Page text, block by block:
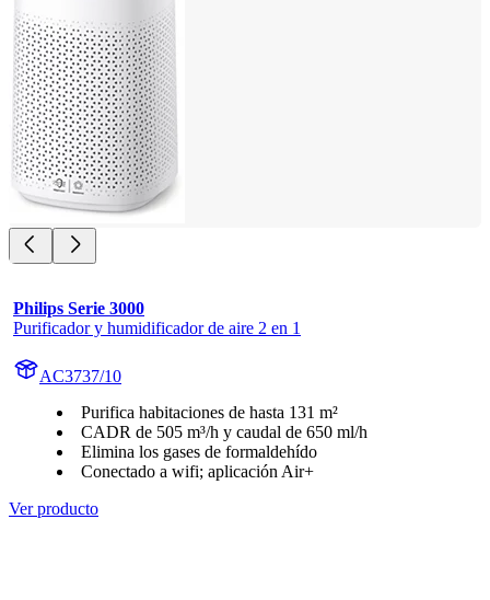
Philips Serie 3000
Purificador y humidificador de aire 2 en 1
AC3737/10
Purifica habitaciones de hasta 131 m²
CADR de 505 m³/h y caudal de 650 ml/h
Elimina los gases de formaldehído
Conectado a wifi; aplicación Air+
Ver producto